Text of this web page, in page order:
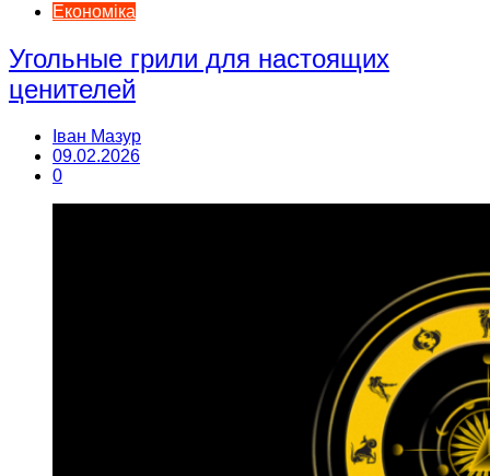
Економіка
Угольные грили для настоящих
ценителей
Іван Мазур
09.02.2026
0